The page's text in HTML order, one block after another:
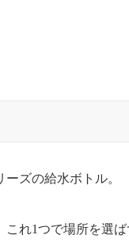
ズの給水ボトル。
れ1つで場所を選ば